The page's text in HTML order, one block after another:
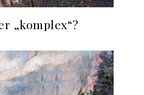
„komplex“?